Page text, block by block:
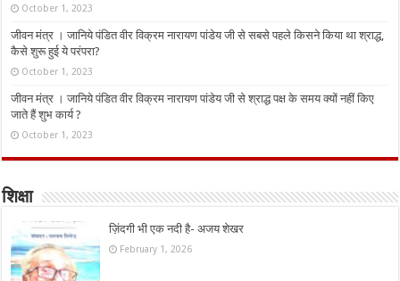
October 1, 2023
जीवन मंत्र । जानिये पंडित वीर विक्रम नारायण पांडेय जी से सबसे पहले किसने किया था श्राद्ध,
कैसे शुरू हुई ये परंपरा?
October 1, 2023
जीवन मंत्र । जानिये पंडित वीर विक्रम नारायण पांडेय जी से श्राद्ध पक्ष के समय क्यों नहीं किए
जाते हैं शुभ कार्य ?
October 1, 2023
शिक्षा
ज़िंदगी भी एक नदी है- अजय शेखर
February 1, 2026